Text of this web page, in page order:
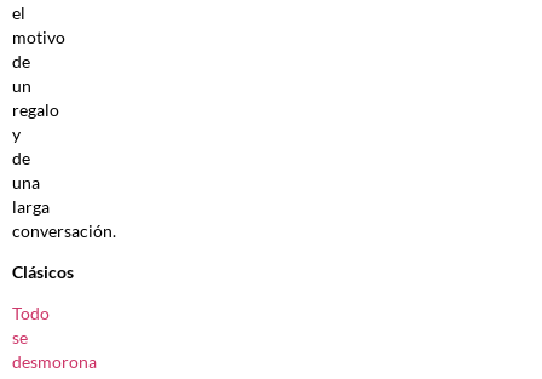
el
motivo
de
un
regalo
y
de
una
larga
conversación.
Clásicos
Todo
se
desmorona